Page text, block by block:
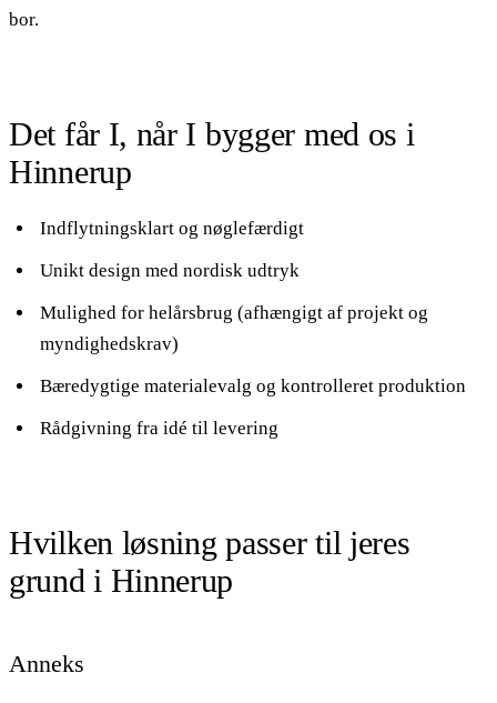
bor.
Det får I, når I bygger med os i
Hinnerup
Indflytningsklart og nøglefærdigt
Unikt design med nordisk udtryk
Mulighed for helårsbrug (afhængigt af projekt og
myndighedskrav)
Bæredygtige materialevalg og kontrolleret produktion
Rådgivning fra idé til levering
Hvilken løsning passer til jeres
grund i Hinnerup
Anneks